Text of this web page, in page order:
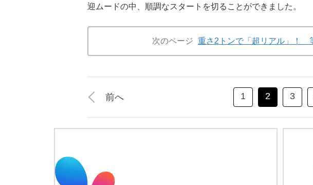
迎ムードの中、順調なスタートを切ることができました。
次のページ 重さ2トンで「超リアル」！
前へ 1 2 3